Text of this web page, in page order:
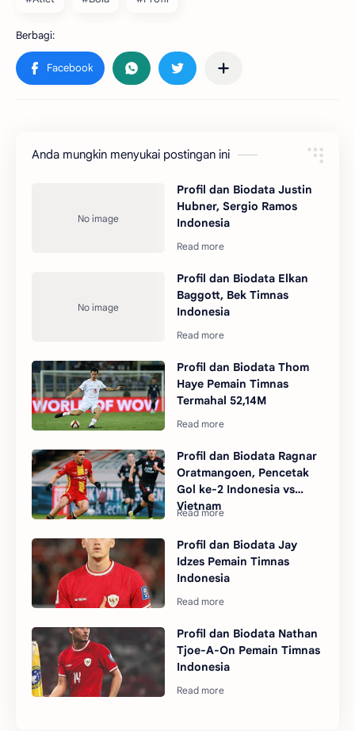
Anda mungkin menyukai postingan ini
Profil dan Biodata Justin
Hubner, Sergio Ramos
Indonesia
Profil dan Biodata Elkan
Baggott, Bek Timnas
Indonesia
Profil dan Biodata Thom
Haye Pemain Timnas
Termahal 52,14M
Profil dan Biodata Ragnar
Oratmangoen, Pencetak
Gol ke-2 Indonesia vs
Vietnam
Profil dan Biodata Jay
Idzes Pemain Timnas
Indonesia
Profil dan Biodata Nathan
Tjoe-A-On Pemain Timnas
Indonesia